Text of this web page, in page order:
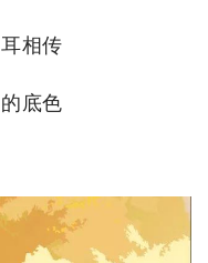
相传
底色